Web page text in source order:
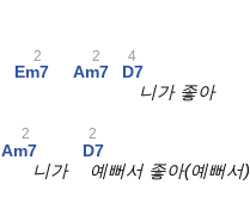
Em7
2
Am7
2
D7
4
니가 좋아
Am7
2
니가
D7
2
예뻐서 좋아(예뻐서)